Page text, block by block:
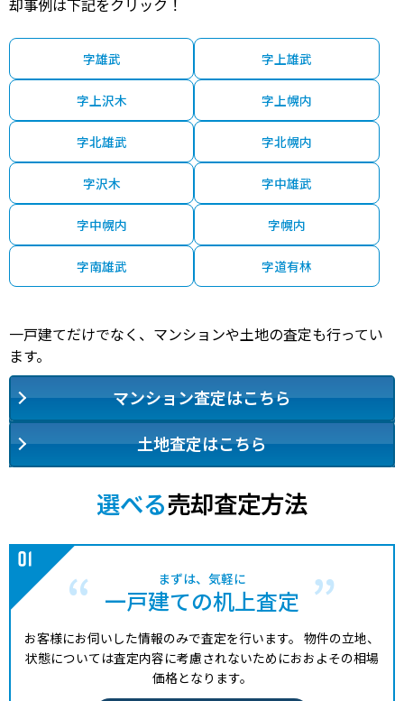
字雄武 字上雄武
字上沢木 字上幌内
字北雄武 字北幌内
字沢木 字中雄武
字中幌内 字幌内
字南雄武 字道有林
一戸建てだけでなく、マンションや土地の査定も行ってい
ます。
マンション査定はこちら
土地査定はこちら
選べる売却査定方法
まずは、気軽に
一戸建ての机上査定
お客様にお伺いした情報のみで査定を行います。 物件の立地、
状態については査定内容に考慮されないためにおおよその相場
価格となります。